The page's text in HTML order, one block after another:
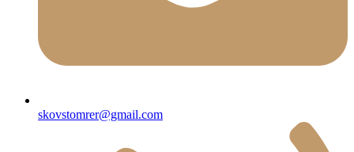
skovstomrer@gmail.com